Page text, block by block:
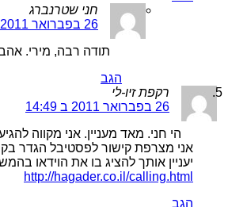
חני שטרנברג
26 בפברואר 2011 ב 10:19
תודה רבה, מירי.
הגב
רקפת זיו-לי
26 בפברואר 2011 ב 14:49
הי חני. מאד מעניין. אני מקווה
אני מצרפת קישור לפסטיבל הגדר
יעניין אותך להציג בו את הוידאו
http://hagader.co.il/calling.html
הגב